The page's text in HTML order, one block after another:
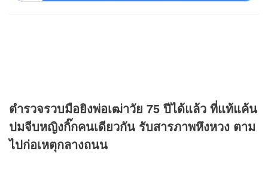
ตำรวจรวบมือยิงพ่อเฒ่าวัย 75 ปีได้แล้ว ที่แท้แค้น
ปมจีบหญิงกิ๊กคนเดียวกัน รับสารภาพหึงหวง ตาม
ไปก่อเหตุกลางถนน